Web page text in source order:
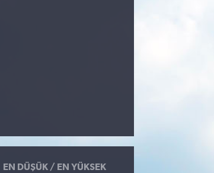
EN DÜŞÜK / EN YÜKSEK